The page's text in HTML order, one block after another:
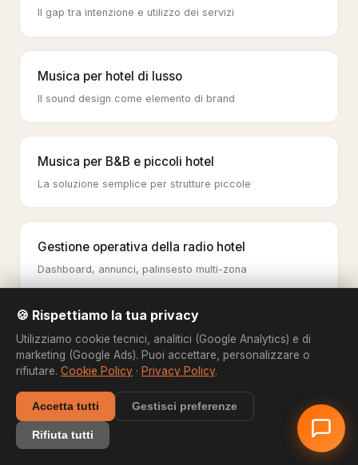
Il gap tra intenzione e utilizzo dei servizi
Musica per hotel di lusso
Il sound design come elemento di brand
Musica per B&B e piccoli hotel
La soluzione semplice per strutture piccole
Gestione operativa della radio hotel
Dashboard, annunci, palinsesto multi-zona
Musica jazz: il tempo musicale come leva
Cool jazz e bossa nova per il servizio
🍪 Rispettiamo la tua privacy
Utilizziamo cookie tecnici, analitici (Google Analytics) e di
marketing (Google Ads). Puoi accettare, personalizzare o
rifiutare. Cookie Policy · Privacy Policy.
Accetta tutti Gestisci preferenze
Rifiuta tutti